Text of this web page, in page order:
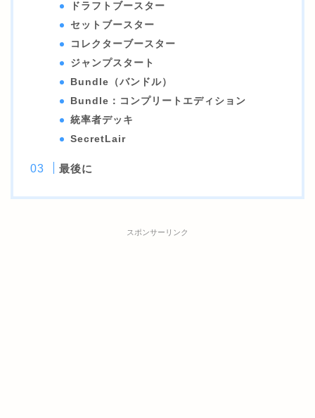
ドラフトブースター
セットブースター
コレクターブースター
ジャンプスタート
Bundle（バンドル）
Bundle：コンプリートエディション
統率者デッキ
SecretLair
最後に
スポンサーリンク